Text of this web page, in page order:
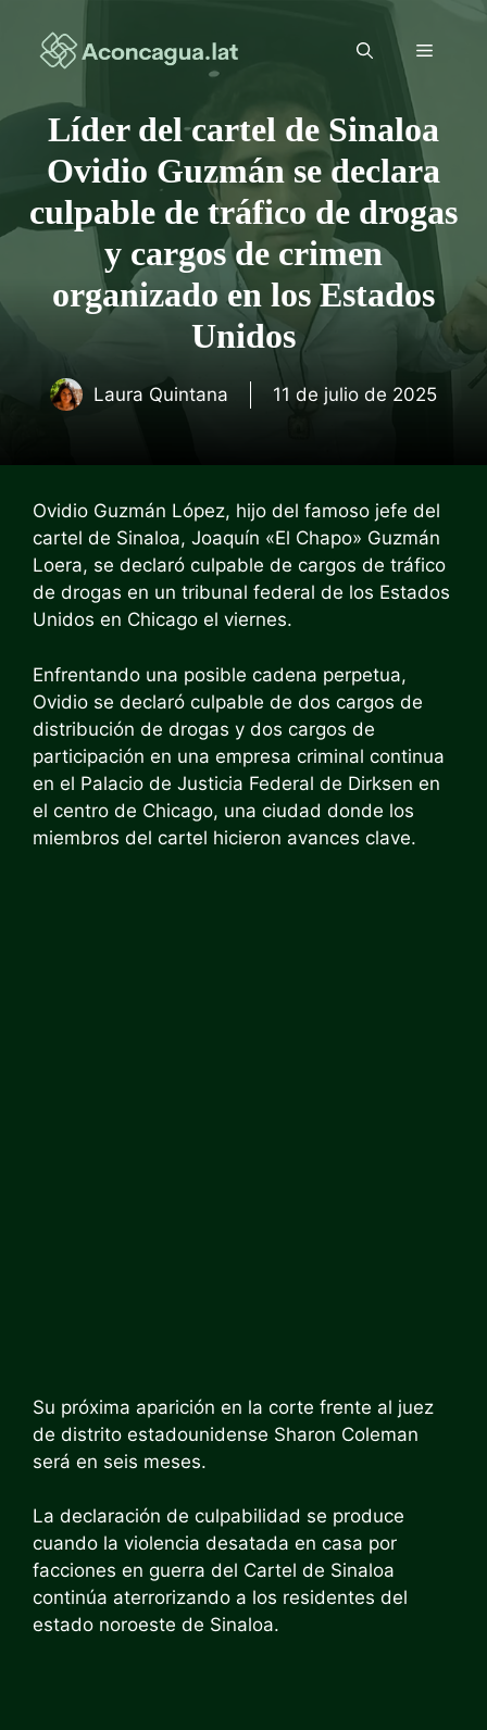
contenido
Menú
Líder del cartel de Sinaloa
Ovidio Guzmán se declara
culpable de tráfico de drogas
y cargos de crimen
organizado en los Estados
Unidos
Laura Quintana 11 de julio de 2025
Ovidio Guzmán López, hijo del famoso jefe del
cartel de Sinaloa, Joaquín «El Chapo» Guzmán
Loera, se declaró culpable de cargos de tráfico
de drogas en un tribunal federal de los Estados
Unidos en Chicago el viernes.
Enfrentando una posible cadena perpetua,
Ovidio se declaró culpable de dos cargos de
distribución de drogas y dos cargos de
participación en una empresa criminal continua
en el Palacio de Justicia Federal de Dirksen en
el centro de Chicago, una ciudad donde los
miembros del cartel hicieron avances clave.
Su próxima aparición en la corte frente al juez
de distrito estadounidense Sharon Coleman
será en seis meses.
La declaración de culpabilidad se produce
cuando la violencia desatada en casa por
facciones en guerra del Cartel de Sinaloa
continúa aterrorizando a los residentes del
estado noroeste de Sinaloa.